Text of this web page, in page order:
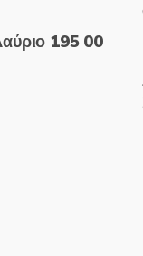
195 00